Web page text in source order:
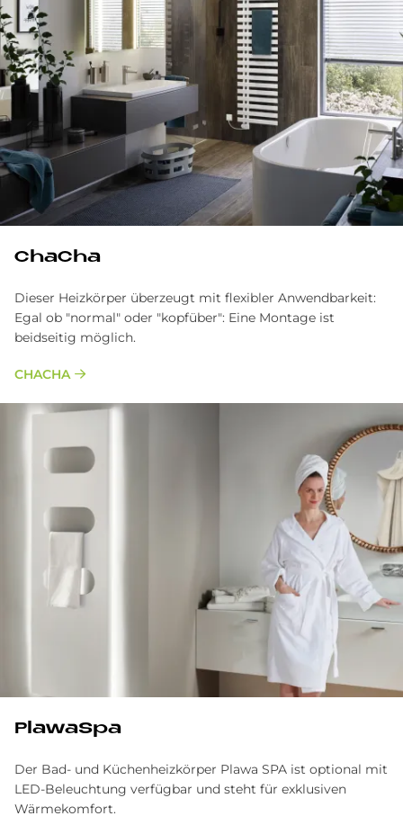
ChaCha
Dieser Heizkörper überzeugt mit flexibler Anwendbarkeit:
Egal ob "normal" oder "kopfüber": Eine Montage ist
beidseitig möglich.
CHACHA
PlawaSpa
Der Bad- und Küchenheizkörper Plawa SPA ist optional mit
LED-Beleuchtung verfügbar und steht für exklusiven
Wärmekomfort.